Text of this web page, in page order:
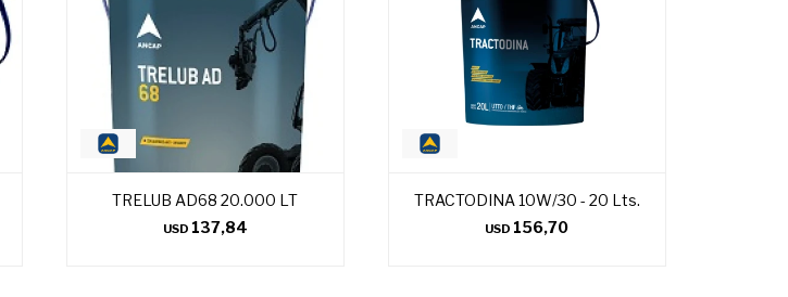
TRELUB AD68 20.000 LT
USD 137,84
TRACTODINA 10W/30 - 20 Lts.
USD 156,70